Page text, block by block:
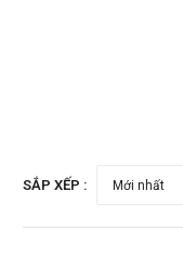
SẮP XẾP :